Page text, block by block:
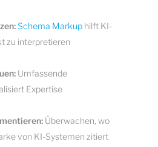
Schema Markup hilft KI-
zu interpretieren
Umfassende
Expertise
Überwachen, wo
von KI-Systemen zitiert